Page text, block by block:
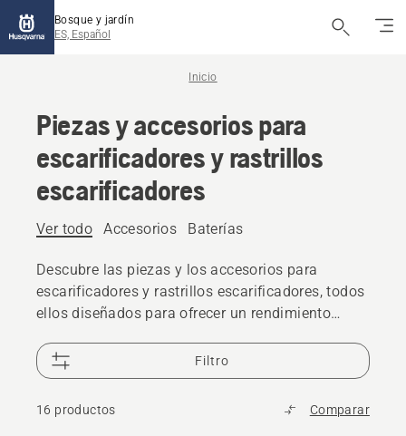
Bosque y jardín
ES, Español
Inicio
Piezas y accesorios para
escarificadores y rastrillos
escarificadores
Ver todo Accesorios Baterías
Descubre las piezas y los accesorios para
escarificadores y rastrillos escarificadores, todos
ellos diseñados para ofrecer un rendimiento
Filtro
16 productos Comparar